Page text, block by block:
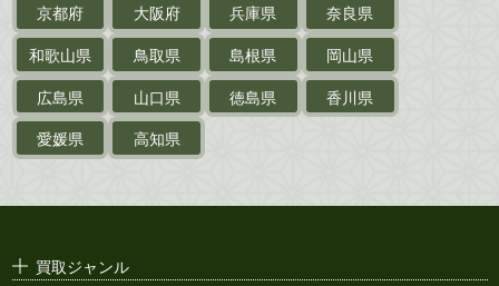
絵葉書
支那・満洲・朝鮮・
台湾関係古資料
ポスター・チラシ・
京都府
大阪府 兵庫県
奈良県
和歌山県
鳥取県 島根県
岡山県
広島県
山口県 徳島県
香川県
愛媛県
高知県
買取ジャンル